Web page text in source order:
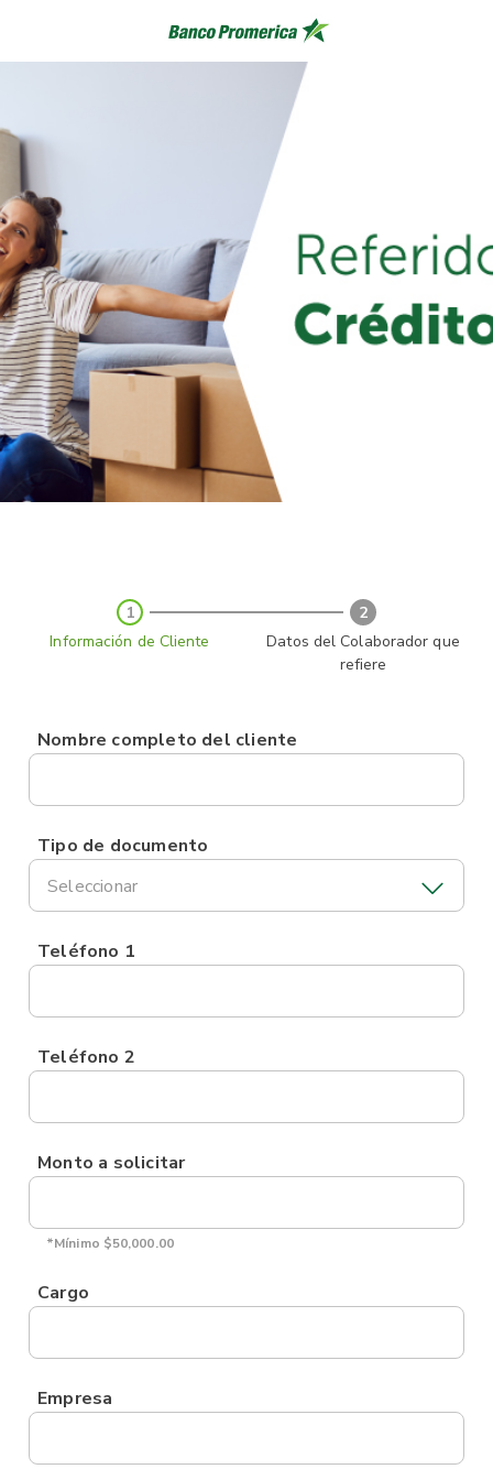
1
Información de Cliente
2
Datos del Colaborador que
refiere
Nombre completo del cliente
Tipo de documento
Seleccionar
Teléfono 1
Teléfono 2
Monto a solicitar
*Mínimo $50,000.00
Cargo
Empresa